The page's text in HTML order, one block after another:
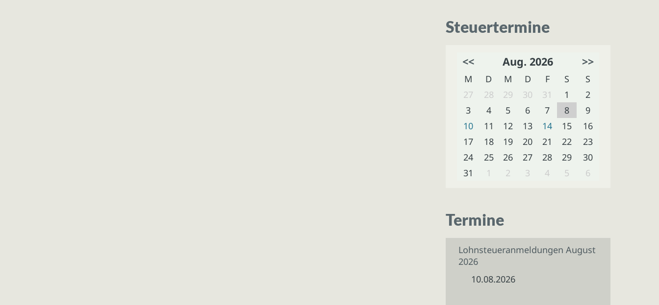
Steuertermine
<< Aug. 2026 >>
M D M D F S
S
27
28 29 30 31 1
2
3
4 5 6 7 8
9
10
11 12 13 14 15
16
17
18 19 20 21 22
23
24
25 26 27 28 29
30
31
1 2 3 4 5 6
Termine
Lohnsteueranmeldungen August
2026
10.08.2026